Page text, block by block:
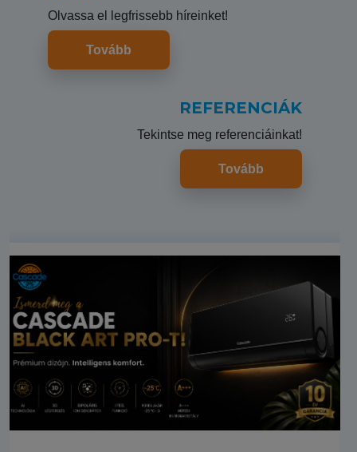
Olvassa el legfrissebb híreinket!
Tovább
REFERENCIÁK
Tekintse meg referenciáinkat!
Tovább